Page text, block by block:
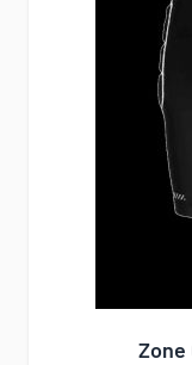
Zone